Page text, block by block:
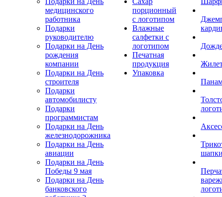
медицинского
работника
Подарки
руководителю
Подарки на День
рождения
компании
Подарки на День
строителя
Подарки
автомобилисту
Подарки
программистам
Подарки на День
железнодорожника
Подарки на День
авиации
Подарки на День
Победы 9 мая
Подарки на День
банковского
порционный
с логотипом
Влажные
салфетки с
логотипом
Печатная
продукция
Упаковка